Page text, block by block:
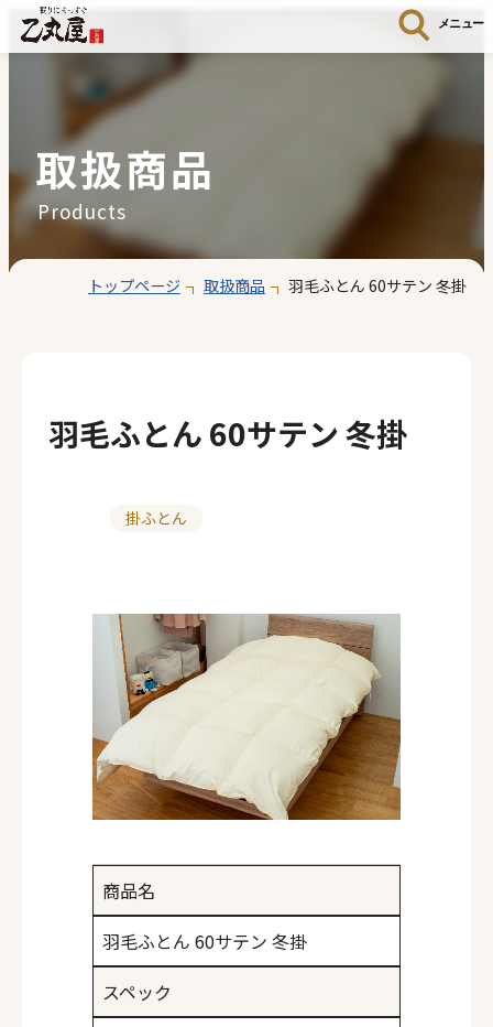
メニュー
取扱商品
Products
トップページ 取扱商品 羽毛ふとん 60サテン 冬掛
羽毛ふとん 60サテン 冬掛
掛ふとん
商品名
羽毛ふとん 60サテン 冬掛
スペック